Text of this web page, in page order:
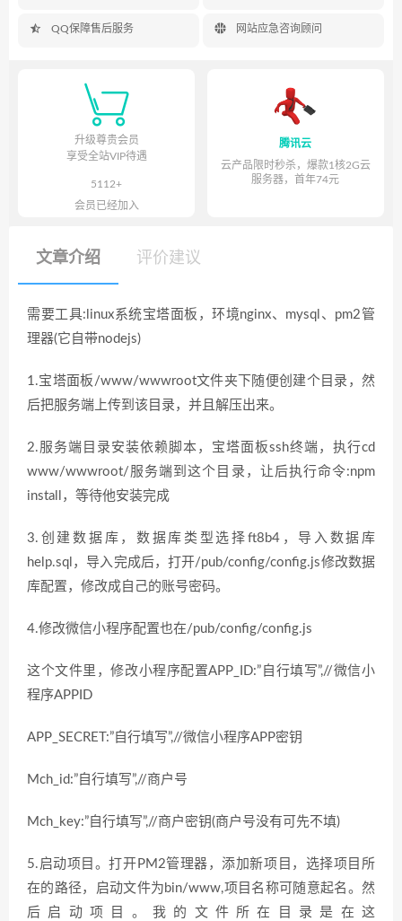
 QQ保障售后服务  网站应急咨询顾问

升级尊贵会员
享受全站VIP待遇
5112+
会员已经加入
腾讯云
云产品限时秒杀，爆款1核2G云
服务器，首年74元
文章介绍 评价建议
需要工具:linux系统宝塔面板，环境nginx、mysql、pm2管
理器(它自带nodejs)
1.宝塔面板/www/wwwroot文件夹下随便创建个目录，然
后把服务端上传到该目录，并且解压出来。
2.服务端目录安装依赖脚本，宝塔面板ssh终端，执行cd
www/wwwroot/服务端到这个目录，让后执行命令:npm
install，等待他安装完成
3.创建数据库，数据库类型选择ft8b4，导入数据库
help.sql，导入完成后，打开/pub/config/config.js修改数据
库配置，修改成自己的账号密码。
4.修改微信小程序配置也在/pub/config/config.js
这个文件里，修改小程序配置APP_ID:”自行填写”,//微信小
程序APPID
APP_SECRET:”自行填写”,//微信小程序APP密钥
Mch_id:”自行填写”,//商户号
Mch_key:”自行填写”,//商户密钥(商户号没有可先不填)
5.启动项目。打开PM2管理器，添加新项目，选择项目所
在的路径，启动文件为bin/www,项目名称可随意起名。然
后启动项目。我的文件所在目录是在这